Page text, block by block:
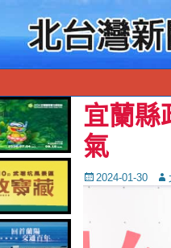
宜蘭縣
氣
Posted
on
2024-01-30